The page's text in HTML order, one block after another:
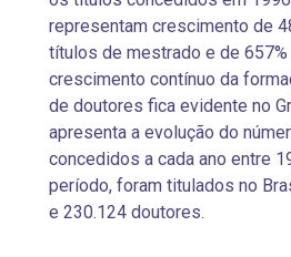
representam crescimento de
títulos de mestrado e de 657%
crescimento contínuo da
de doutores fica evidente no
apresenta a evolução do
concedidos a cada ano entre
período, foram titulados no
e 230.124 doutores.